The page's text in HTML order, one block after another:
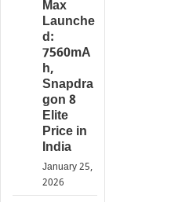
Max
Launche
d:
7560mA
h,
Snapdra
gon 8
Elite
Price in
India
January 25,
2026